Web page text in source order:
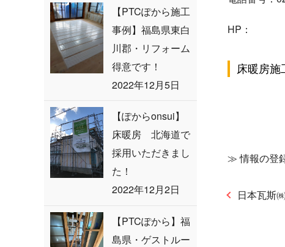
HP：
床暖房施
≫情報の登
日本瓦斯
【PTCぽから施工
事例】福島県東白
川郡・リフォーム
得意です！
2022年12月5日
【ぽからonsui】
床暖房 北海道で
採用いただきまし
た！
2022年12月2日
【PTCぽから】福
島県・ゲストルー